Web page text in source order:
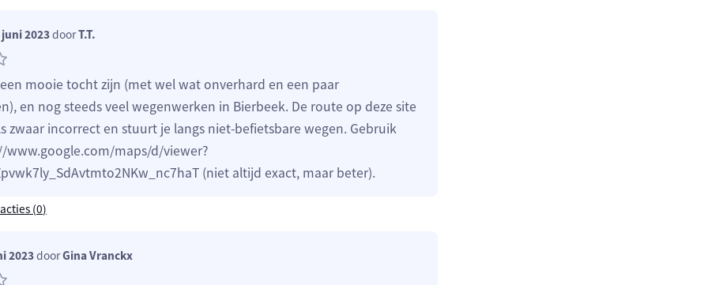
2023doorT.T.
mooie tocht zijn (met wel wat onverhard en een paar
en nog steeds veel wegenwerken in Bierbeek. De route op deze site
zwaar incorrect en stuurt je langs niet-befietsbare wegen. Gebruik
www.google.com/maps/d/viewer?
(niet altijd exact, maar beter).
(0)
2023doorGina Vranckx